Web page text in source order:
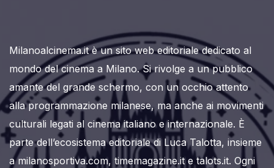
Milanoalcinema.it è un sito web editoriale dedicato al
mondo del cinema a Milano. Si rivolge a un pubblico
amante del grande schermo, con un occhio attento
alla programmazione milanese, ma anche ai movimenti
culturali legati al cinema italiano e internazionale. È
parte dell’ecosistema editoriale di Luca Talotta, insieme
a milanosportiva.com, timemagazine.it e talots.it. Ogni